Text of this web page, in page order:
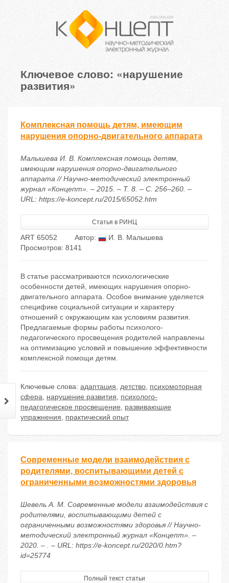
Ключевое слово: «нарушение
развития»
Комплексная помощь детям, имеющим
нарушения опорно-двигательного аппарата
Малышева И. В. Комплексная помощь детям,
имеющим нарушения опорно-двигательного
аппарата // Научно-методический электронный
журнал «Концепт». – 2015. – Т. 8. – С. 256–260. –
URL: https://e-koncept.ru/2015/65052.htm
Статья в РИНЦ
ART 65052 Автор:
И. В. Малышева
Просмотров: 8141
В статье рассматриваются психологические
особенности детей, имеющих нарушения опорно-
двигательного аппарата. Особое внимание уделяется
специфике социальной ситуации и характеру
отношений с окружающим как условиям развития.
Предлагаемые формы работы психолого-
педагогического просвещения родителей направлены
на оптимизацию условий и повышение эффективности
комплексной помощи детям.
Ключевые слова: адаптация, детство, психомоторная
сфера, нарушение развития, психолого-
педагогическое просвещение, развивающие
упражнения, практический опыт
Современные модели взаимодействия с
родителями, воспитывающими детей с
ограниченными возможностями здоровья
Шевель А. М. Современные модели взаимодействия с
родителями, воспитывающими детей с
ограниченными возможностями здоровья // Научно-
методический электронный журнал «Концепт». –
2020. – . – URL: https://e-koncept.ru/2020/0.htm?
id=25774
Полный текст статьи